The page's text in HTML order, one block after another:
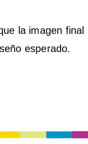
la imagen final
esperado.